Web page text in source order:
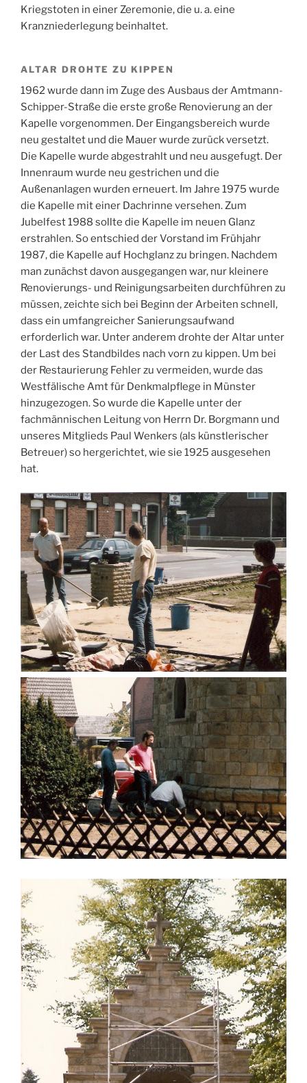
Kriegstoten in einer Zeremonie, die u. a. eine
Kranzniederlegung beinhaltet.
ALTAR DROHTE ZU KIPPEN
1962 wurde dann im Zuge des Ausbaus der Amtmann-
Schipper-Straße die erste große Renovierung an der
Kapelle vorgenommen. Der Eingangsbereich wurde
neu gestaltet und die Mauer wurde zurück versetzt.
Die Kapelle wurde abgestrahlt und neu ausgefugt. Der
Innenraum wurde neu gestrichen und die
Außenanlagen wurden erneuert. Im Jahre 1975 wurde
die Kapelle mit einer Dachrinne versehen. Zum
Jubelfest 1988 sollte die Kapelle im neuen Glanz
erstrahlen. So entschied der Vorstand im Frühjahr
1987, die Kapelle auf Hochglanz zu bringen. Nachdem
man zunächst davon ausgegangen war, nur kleinere
Renovierungs- und Reinigungsarbeiten durchführen zu
müssen, zeichte sich bei Beginn der Arbeiten schnell,
dass ein umfangreicher Sanierungsaufwand
erforderlich war. Unter anderem drohte der Altar unter
der Last des Standbildes nach vorn zu kippen. Um bei
der Restaurierung Fehler zu vermeiden, wurde das
Westfälische Amt für Denkmalpflege in Münster
hinzugezogen. So wurde die Kapelle unter der
fachmännischen Leitung von Herrn Dr. Borgmann und
unseres Mitglieds Paul Wenkers (als künstlerischer
Betreuer) so hergerichtet, wie sie 1925 ausgesehen
hat.